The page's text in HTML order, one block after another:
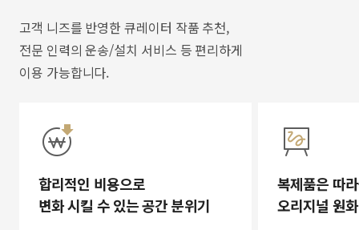
고객 니즈를 반영한 큐레이터 작품 추천,
전문 인력의 운송/설치 서비스 등 편리하게
이용 가능합니다.
합리적인 비용으로
변화 시킬 수 있는 공간 분위기
복제품은 따
오리지널 원